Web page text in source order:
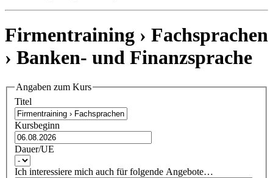
Firmentraining › Fachsprachen
› Banken- und Finanzsprache
Angaben zum Kurs
Titel
Kursbeginn
Dauer/UE
Ich interessiere mich auch für folgende Angebote…